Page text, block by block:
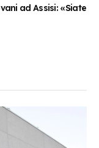
ad Assisi: «Siate